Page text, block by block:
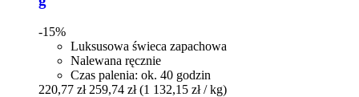
-15%
Luksusowa świeca zapachowa
Nalewana ręcznie
Czas palenia: ok. 40 godzin
220,77 zł 259,74 zł (1 132,15 zł / kg)